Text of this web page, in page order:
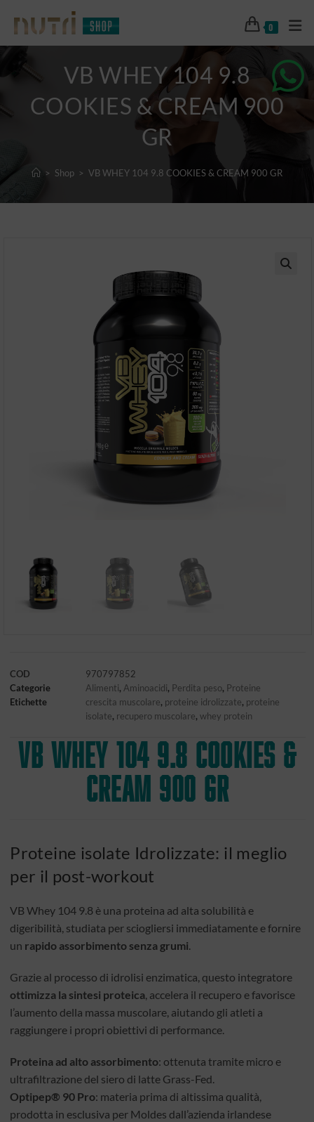
0
VB WHEY 104 9.8
COOKIES & CREAM 900
GR
> Shop > VB WHEY 104 9.8 COOKIES & CREAM 900 GR
COD
970797852
Categorie
Alimenti,Aminoacidi, Perdita peso, Proteine
Etichette
crescita muscolare, proteine idrolizzate, proteine
isolate, recupero muscolare,whey protein
VB WHEY 104 9.8 COOKIES &
CREAM 900 GR
Proteine isolate Idrolizzate: il meglio
per il post-workout
VB Whey 104 9.8 è una proteina ad alta solubilità e
digeribilità, studiata per sciogliersi immediatamente e fornire
un rapido assorbimento senza grumi.
Grazie al processo di idrolisi enzimatica, questo integratore
ottimizza la sintesi proteica, accelera il recupero e favorisce
l’aumento della massa muscolare, aiutando gli atleti a
raggiungere i propri obiettivi di performance.
Proteina ad alto assorbimento: ottenuta tramite micro e
ultrafiltrazione del siero di latte Grass-Fed.
Optipep® 90 Pro: materia prima di altissima qualità,
prodotta in esclusiva per Moldes dall’azienda irlandese